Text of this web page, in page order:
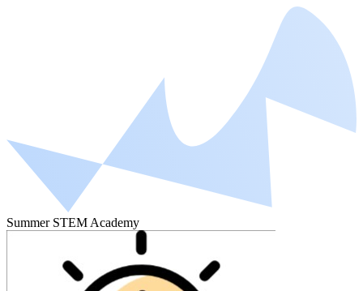
Summer STEM Academy